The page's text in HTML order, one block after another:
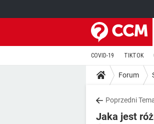
COVID-19 TIKTOK
Forum
Poprzedni
Jaka jest